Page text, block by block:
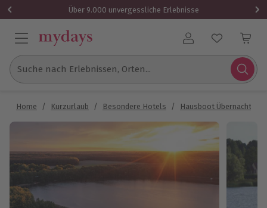
Über 9.000 unvergessliche Erlebnisse
Benutzerkonto
Suche nach Erlebnissen, Orten...
Home / Kurzurlaub / Besondere Hotels / Hausboot Übernachtung